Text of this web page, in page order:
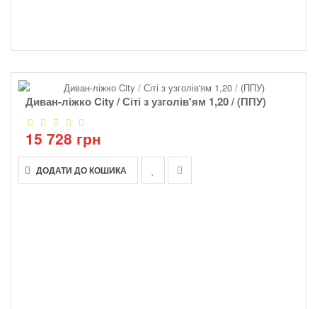
Диван-ліжко City / Сіті з узголів'ям 1,20 / (ППУ)
15 728 грн
ДОДАТИ ДО КОШИКА